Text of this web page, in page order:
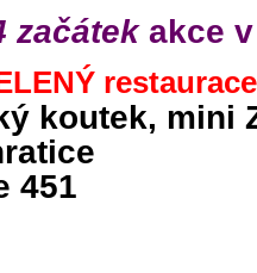
začátekakce v
restaurace
koutek, mini
451